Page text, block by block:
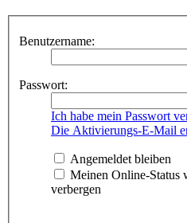
Benutzername:
Passwort:
Ich habe mein Passwort
Die Aktivierungs-E-Mail
Angemeldet bleiben
Meinen Online-Status
verbergen